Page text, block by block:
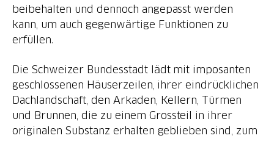
beibehalten und dennoch angepasst werden
kann, um auch gegenwärtige Funktionen zu
erfüllen.
Die Schweizer Bundesstadt lädt mit imposanten
geschlossenen Häuserzeilen, ihrer eindrücklichen
Dachlandschaft, den Arkaden, Kellern, Türmen
und Brunnen, die zu einem Grossteil in ihrer
originalen Substanz erhalten geblieben sind, zum